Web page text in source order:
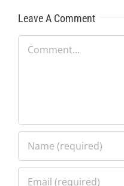
Leave A Comment
Comment